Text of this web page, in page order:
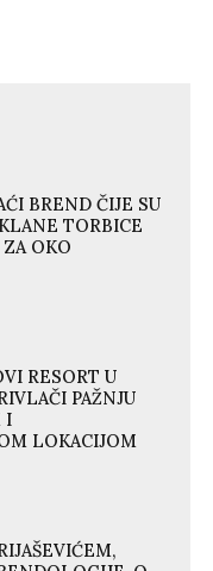
BREND ČIJE SU
TORBICE
OKO
RESORT U
PAŽNJU
I
LOKACIJOM